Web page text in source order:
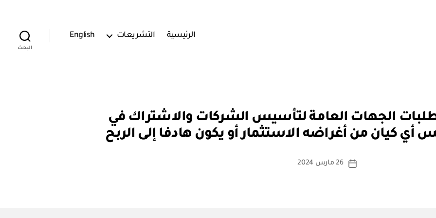
الرئيسية التشريعات English
البحث
الجهات العامة لتأسيس الشركات والاشتراك في
كيان من أغراضه الاستثمار أو يكون هادفا إلى الربح
كاتب
بو
ا
س
ة
تاريخ
26 مارس 2024